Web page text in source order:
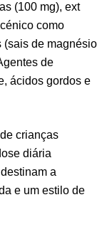
(100 mg), ext
como
(sais de magnésio
de
ácidos gordos e
crianças
diária
a
e um estilo de
5-P 90 Cápsulas
Ostrovit